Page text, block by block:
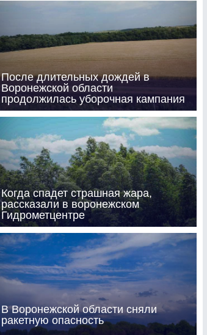
После длительных дождей в
Воронежской области
продолжилась уборочная кампания
Когда спадет страшная жара,
рассказали в воронежском
Гидрометцентре
В Воронежской области сняли
ракетную опасность